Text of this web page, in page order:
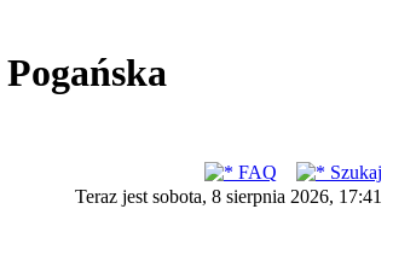
FAQ
Szukaj
Teraz jest sobota, 8 sierpnia 2026, 17:41